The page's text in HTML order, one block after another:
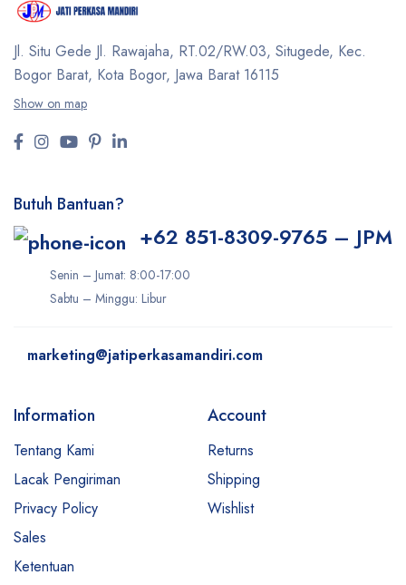
Jl. Situ Gede Jl. Rawajaha, RT.02/RW.03, Situgede, Kec.
Bogor Barat, Kota Bogor, Jawa Barat 16115
Show on map
Butuh Bantuan?
+62 851-8309-9765 – JPM
Senin – Jumat: 8:00-17:00
Sabtu – Minggu: Libur
marketing@jatiperkasamandiri.com
Information
Tentang Kami
Lacak Pengiriman
Privacy Policy
Sales
Ketentuan
Account
Returns
Shipping
Wishlist